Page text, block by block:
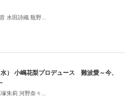
水田詩織 瓶野...
水） 小嶋花梨プロデュース 難波愛～今、
朱莉 河野奈々...